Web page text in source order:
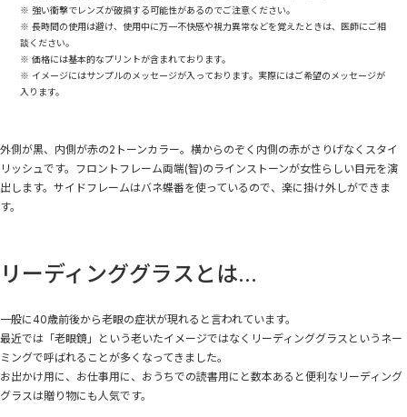
※ 強い衝撃でレンズが破損する可能性があるのでご注意ください。
※ 長時間の使用は避け、使用中に万一不快感や視力異常などを覚えたときは、医師にご相
談ください。
※ 価格には基本的なプリントが含まれております。
※ イメージにはサンプルのメッセージが入っております。実際にはご希望のメッセージが
入ります。
外側が黒、内側が赤の2トーンカラー。横からのぞく内側の赤がさりげなくスタイ
リッシュです。フロントフレーム両端(智)のラインストーンが女性らしい目元を演
出します。サイドフレームはバネ蝶番を使っているので、楽に掛け外しができま
す。
リーディンググラスとは...
一般に40歳前後から老眼の症状が現れると言われています。
最近では「老眼鏡」という老いたイメージではなくリーディンググラスというネー
ミングで呼ばれることが多くなってきました。
お出かけ用に、お仕事用に、おうちでの読書用にと数本あると便利なリーディング
グラスは贈り物にも人気です。